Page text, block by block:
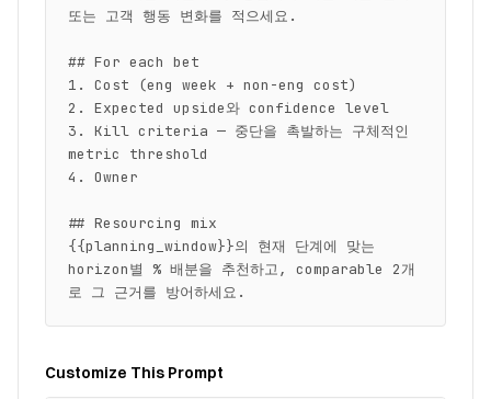
또는 고객 행동 변화를 적으세요.
## For each bet
1. Cost (eng week + non-eng cost)
2. Expected upside와 confidence level
3. Kill criteria — 중단을 촉발하는 구체적인
metric threshold
4. Owner
## Resourcing mix
{{planning_window}}의 현재 단계에 맞는
horizon별 % 배분을 추천하고, comparable 2개
로 그 근거를 방어하세요.
Customize This Prompt